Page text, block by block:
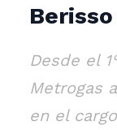
Berisso
Desde el
Metrogas
en el